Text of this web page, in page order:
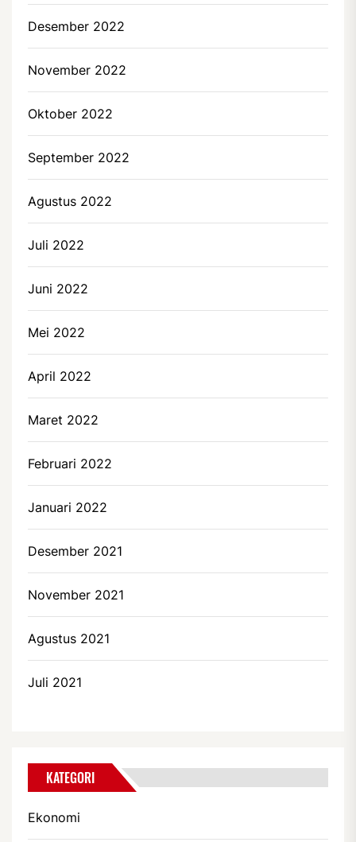
Desember 2022
November 2022
Oktober 2022
September 2022
Agustus 2022
Juli 2022
Juni 2022
Mei 2022
April 2022
Maret 2022
Februari 2022
Januari 2022
Desember 2021
November 2021
Agustus 2021
Juli 2021
KATEGORI
Ekonomi